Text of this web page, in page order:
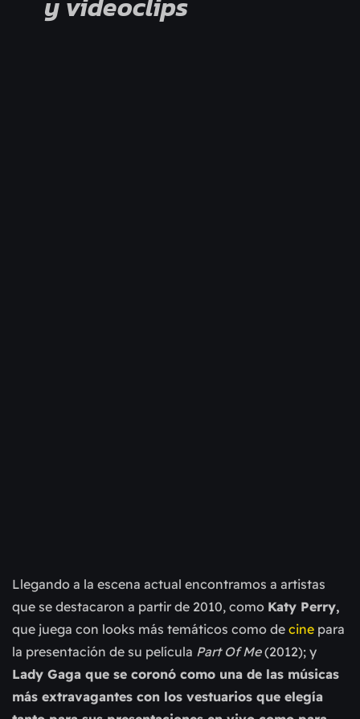
Llegando a la escena actual encontramos a artistas
que se destacaron a partir de 2010, como Katy Perry,
que juega con looks más temáticos como de cine para
la presentación de su película Part Of Me(2012); y
Lady Gaga que se coronó como una de las músicas
más extravagantes con los vestuarios que elegía